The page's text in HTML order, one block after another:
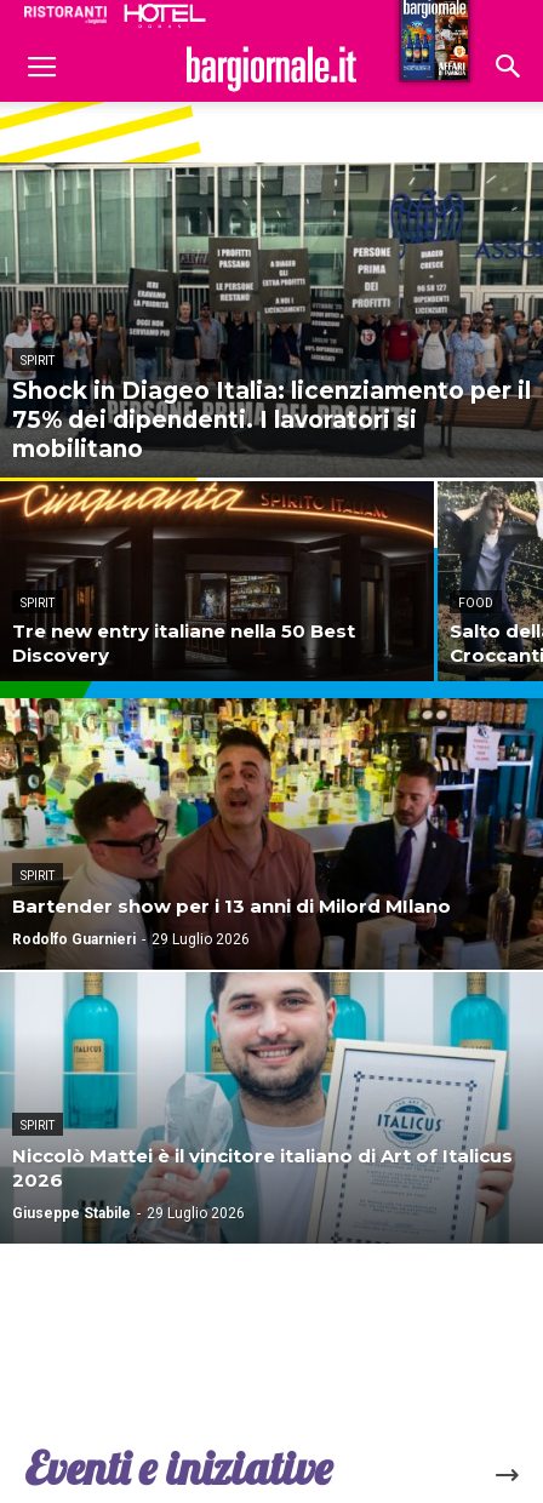
Hoteldomani
SPIRIT
Shock in Diageo Italia: licenziamento per il
75% dei dipendenti. I lavoratori si
mobilitano
SPIRIT
Tre new entry italiane nella 50 Best
Discovery
FOOD
Salto
SPIRIT
Bartender show per i 13 anni di Milord MIlano
Rodolfo Guarnieri - 29 Luglio 2026
SPIRIT
Niccolò Mattei è il vincitore italiano di Art of Italicus
2026
Giuseppe Stabile - 29 Luglio 2026
Eventi e iniziative